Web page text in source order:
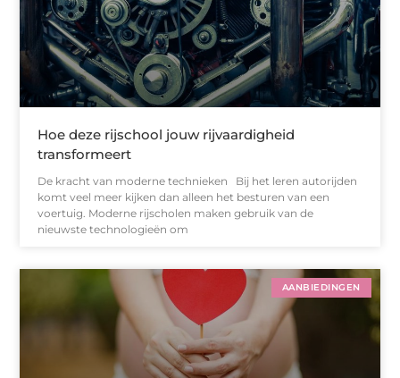
Hoe deze rijschool jouw rijvaardigheid
transformeert
De kracht van moderne technieken Bij het leren autorijden
komt veel meer kijken dan alleen het besturen van een
voertuig. Moderne rijscholen maken gebruik van de
nieuwste technologieën om
AANBIEDINGEN